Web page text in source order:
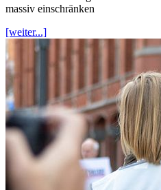
massiv einschränken
[weiter...]